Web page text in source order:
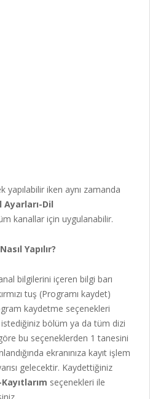
iken aynı zamanda
Dil
kanallar için uygulanabilir.
Yapılır?
bilgilerini içeren bilgi barı
tuş (Programı kaydet)
kaydetme seçenekleri
bölüm ya da tüm dizi
bu seçeneklerden 1 tanesini
ekranınıza kayıt işlem
gelecektir. Kaydettiğiniz
seçenekleri ile